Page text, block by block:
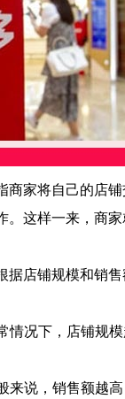
家将自己的店铺
这样一来，商
店铺规模和销
况下，店铺规
说，销售额越